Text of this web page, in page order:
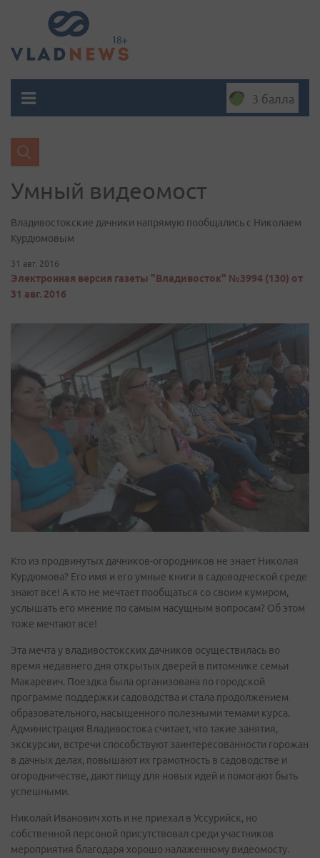
3 балла
Умный видеомост
Владивостокские дачники напрямую пообщались с Николаем
Курдюмовым
31 авг. 2016
Электронная версия газеты "Владивосток" №3994 (130) от
31 авг. 2016
Кто из продвинутых дачников-огородников не знает Николая
Курдюмова? Его имя и его умные книги в садоводческой среде
знают все! А кто не мечтает пообщаться со своим кумиром,
услышать его мнение по самым насущным вопросам? Об этом
тоже мечтают все!
Эта мечта у владивостокских дачников осуществилась во
время недавнего дня открытых дверей в питомнике семьи
Макаревич. Поездка была организована по городской
программе поддержки садоводства и стала продолжением
образовательного, насыщенного полезными темами курса.
Администрация Владивостока считает, что такие занятия,
экскурсии, встречи способствуют заинтересованности горожан
в дачных делах, повышают их грамотность в садоводстве и
огородничестве, дают пищу для новых идей и помогают быть
успешными.
Николай Иванович хоть и не приехал в Уссурийск, но
собственной персоной присутствовал среди участников
мероприятия благодаря хорошо налаженному видеомосту.